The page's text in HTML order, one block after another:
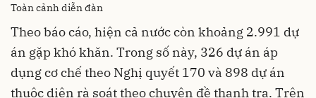
Toàn cảnh diễn đàn
Theo báo cáo, hiện cả nước còn khoảng 2.991 dự
án gặp khó khăn. Trong số này, 326 dự án áp
dụng cơ chế theo Nghị quyết 170 và 898 dự án
thuộc diện rà soát theo chuyên đề thanh tra. Trên